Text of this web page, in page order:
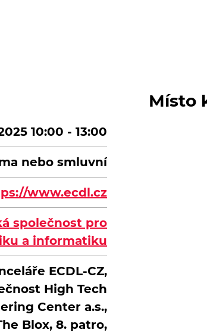
10:00 - 13:00
nebo smluvní
www.ecdl.cz
společnost pro
a informatiku
ECDL-CZ,
High Tech
Center a.s.,
Blox, 8. patro,
Místo